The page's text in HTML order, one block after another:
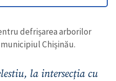
defrișarea arborilor
Chișinău.
la intersecția cu